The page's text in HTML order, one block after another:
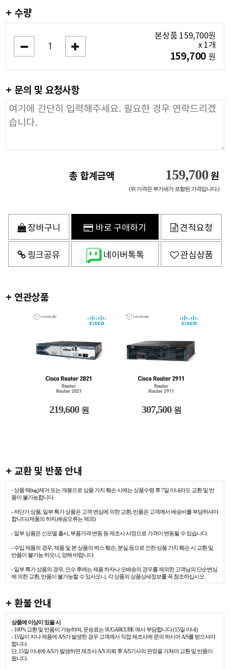
+ 수량
본상품 159,700원
x 1개
159,700 원
+ 문의 및 요청사항
총 합계금액 159,700 원
(위 가격은 부가세가 포함된 가격입니다.)
장바구니 바로 구매하기 견적요청
링크공유 네이버톡톡 관심상품
+ 연관상품
219,600 원 307,500 원
+ 교환 및 반품 안내
- 상품 택(tag)제거 또는 개봉으로 상품 가치 훼손 시에는 상품수령 후 7일 이내라도 교환 및 반
품이 불가능합니다.
- 저단가 상품, 일부 특가 상품은 고객 변심에 의한 교환, 반품은 고객께서 배송비를 부담하셔야
합니다.(제품의 하자,배송오류는 제외)
- 일부 상품은 신모델 출시, 부품가격 변동 등 제조사 사정으로 가격이 변동될 수 있습니다.
- 수입 제품의 경우, 제품 및 본 상품의 박스 훼손, 분실 등으로 인한 상품 가치 훼손 시 교환 및
반품이 불가능 하오니, 양해 바랍니다.
- 일부 특가 상품의 경우, 인수 후에는 제품 하자나 오배송의 경우를 제외한 고객님의 단순변심
에 의한 교환, 반품이 불가능할 수 있사오니, 각 상품의 상품상세정보를 꼭 참조하십시오.
+ 환불 안내
상품에 이상이 있을 시
- 100% 교환 및 반품이 가능하며, 운송료는 SUGARCUBE 에서 부담합니다.(15일 이내)
- 15일이 지나 제품에 A/S가 발생한 경우 고객께서 직접 제조사에 문의 하시어 A/S를 받으셔야
합니다.
단, 15일 이내에 A/S가 발생하면 제조사 A/S 의뢰 후 A/S기사의 판정을 거쳐야 교환 및 반품이
됩니다.